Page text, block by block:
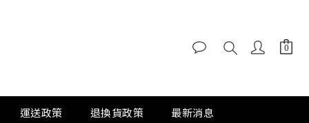
運送政策 退換貨政策 最新消息